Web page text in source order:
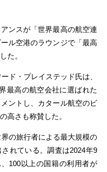
ンスが「世界最高の航空連
ル空港のラウンジで「最高
た。
ド・プレイステッド氏は、
最高の航空会社に選ばれた
ントし、カタール航空のビ
高さも称賛した。
の旅行者による最大規模の
れている。調査は2024年9
100以上の国籍の利用者が